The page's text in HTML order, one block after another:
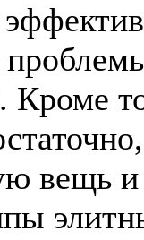
Кроме
вещь